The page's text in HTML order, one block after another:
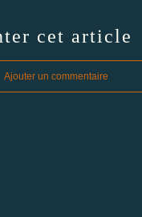
cet article
Ajouter un commentaire